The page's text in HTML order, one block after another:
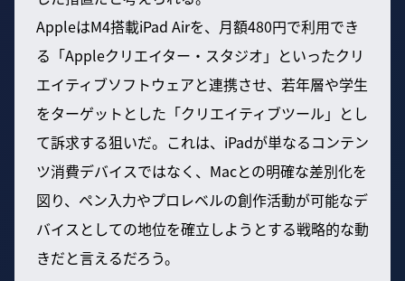
AppleはM4搭載iPad Airを、月額480円で利用でき
る「Appleクリエイター・スタジオ」といったクリ
エイティブソフトウェアと連携させ、若年層や学生
をターゲットとした「クリエイティブツール」とし
て訴求する狙いだ。これは、iPadが単なるコンテン
ツ消費デバイスではなく、Macとの明確な差別化を
図り、ペン入力やプロレベルの創作活動が可能なデ
バイスとしての地位を確立しようとする戦略的な動
きだと言えるだろう。